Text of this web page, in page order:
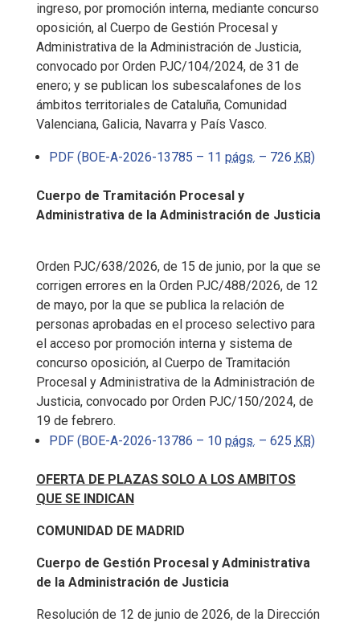
ingreso, por promoción interna, mediante concurso
oposición, al Cuerpo de Gestión Procesal y
Administrativa de la Administración de Justicia,
convocado por Orden PJC/104/2024, de 31 de
enero; y se publican los subescalafones de los
ámbitos territoriales de Cataluña, Comunidad
Valenciana, Galicia, Navarra y País Vasco.
PDF (BOE-A-2026-13785 – 11 págs. – 726 KB)
Cuerpo de Tramitación Procesal y
Administrativa de la Administración de Justicia
Orden PJC/638/2026, de 15 de junio, por la que se
corrigen errores en la Orden PJC/488/2026, de 12
de mayo, por la que se publica la relación de
personas aprobadas en el proceso selectivo para
el acceso por promoción interna y sistema de
concurso oposición, al Cuerpo de Tramitación
Procesal y Administrativa de la Administración de
Justicia, convocado por Orden PJC/150/2024, de
19 de febrero.
PDF (BOE-A-2026-13786 – 10 págs. – 625 KB)
OFERTA DE PLAZAS SOLO A LOS AMBITOS
QUE SE INDICAN
COMUNIDAD DE MADRID
Cuerpo de Gestión Procesal y Administrativa
de la Administración de Justicia
Resolución de 12 de junio de 2026, de la Dirección